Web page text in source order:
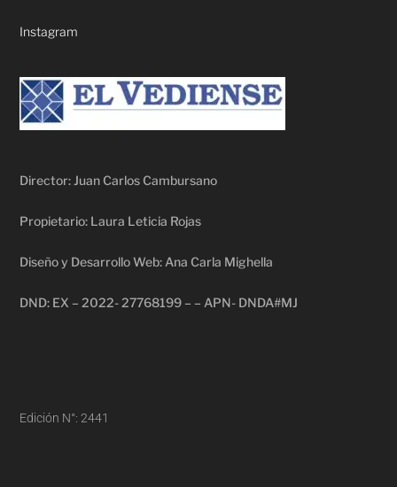
Instagram
Director: Juan Carlos Cambursano
Propietario: Laura Leticia Rojas
Diseño y Desarrollo Web: Ana Carla Mighella
DND: EX – 2022- 27768199 – – APN- DNDA#MJ
Edición N°: 2441